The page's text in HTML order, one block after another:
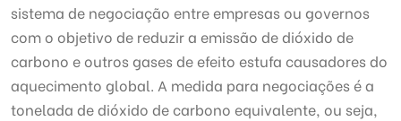
sistema de negociação entre empresas ou governos
com o objetivo de reduzir a emissão de dióxido de
carbono e outros gases de efeito estufa causadores do
aquecimento global. A medida para negociações é a
tonelada de dióxido de carbono equivalente, ou seja,